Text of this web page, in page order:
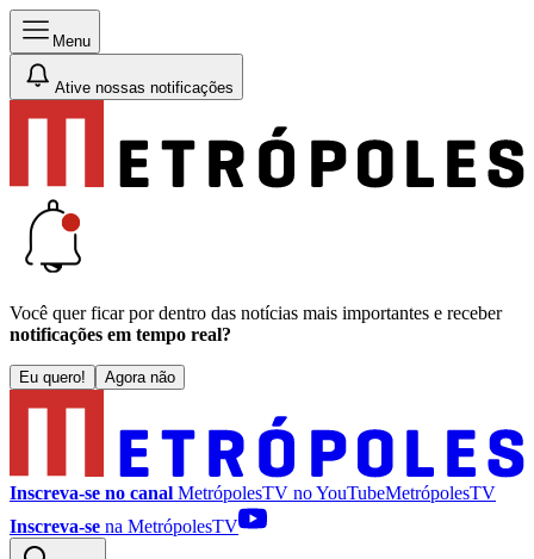
Menu
Ative nossas notificações
Você quer ficar por dentro das notícias mais importantes e receber
notificações em tempo real?
Eu quero! Agora não
Inscreva-se no canal MetrópolesTV noYouTubeMetrópolesTV
Inscreva-se na MetrópolesTV